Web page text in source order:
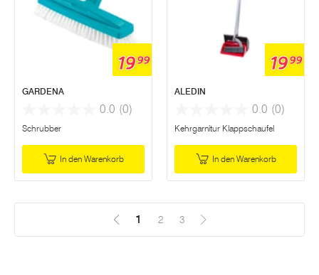
1999
GARDENA
0.0 (0)
Schrubber
In den Warenkorb
1999
ALEDIN
0.0 (0)
Kehrgarnitur Klappschaufel
In den Warenkorb
1 (Aktuell)
2 3